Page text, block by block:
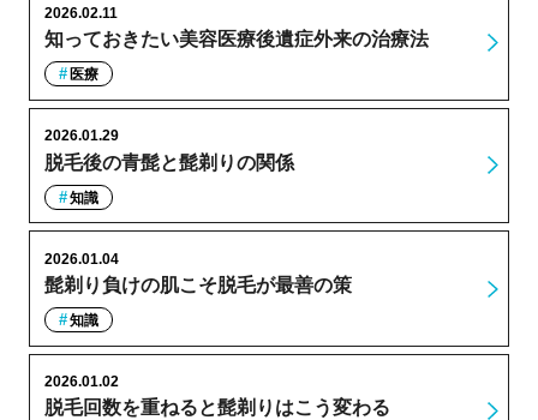
知っておきたい美容医療後遺症外来の治療法
2026.02.11
医療
脱毛後の青髭と髭剃りの関係
2026.01.29
知識
髭剃り負けの肌こそ脱毛が最善の策
2026.01.04
知識
脱毛回数を重ねると髭剃りはこう変わる
2026.01.02